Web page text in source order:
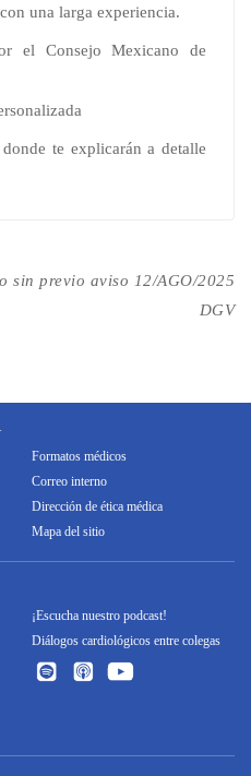
una larga experiencia.
el Consejo Mexicano de
te explicarán a detalle
sin previo aviso 12/AGO/2025
DGV
Formatos médicos
Correo interno
Dirección de ética médica
Mapa del sitio
¡Escucha nuestro podcast!
Diálogos cardiológicos entre colegas